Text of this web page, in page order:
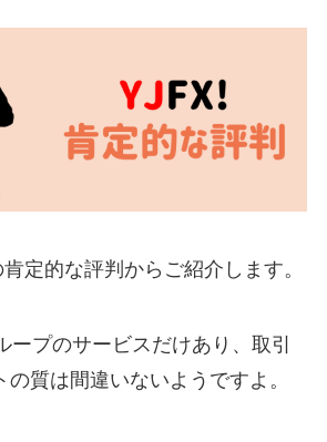
定的な評判からご紹介します。
ープのサービスだけあり、取引
質は間違いないようですよ。